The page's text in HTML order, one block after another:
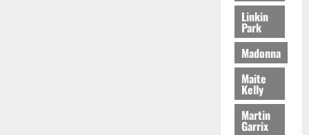
Linkin
Park
Madonna
Maite
Kelly
Martin
Garrix